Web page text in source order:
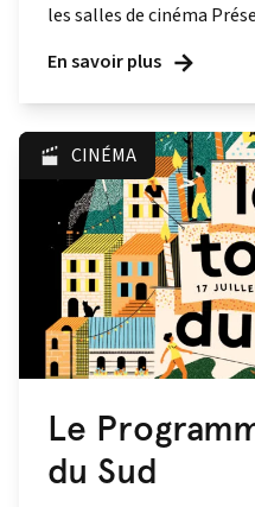
les salles de cinéma
En savoir plus
CINÉMA
Le
du Sud